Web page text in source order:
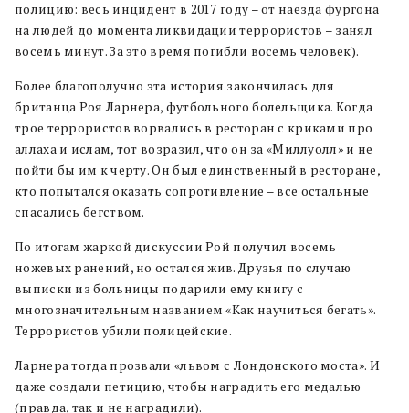
полицию: весь инцидент в 2017 году – от наезда фургона
на людей до момента ликвидации террористов – занял
восемь минут. За это время погибли восемь человек).
Более благополучно эта история закончилась для
британца Роя Ларнера, футбольного болельщика. Когда
трое террористов ворвались в ресторан с криками про
аллаха и ислам, тот возразил, что он за «Миллуолл» и не
пойти бы им к черту. Он был единственный в ресторане,
кто попытался оказать сопротивление – все остальные
спасались бегством.
По итогам жаркой дискуссии Рой получил восемь
ножевых ранений, но остался жив. Друзья по случаю
выписки из больницы подарили ему книгу с
многозначительным названием «Как научиться бегать».
Террористов убили полицейские.
Ларнера тогда прозвали «львом с Лондонского моста». И
даже создали петицию, чтобы наградить его медалью
(правда, так и не наградили).